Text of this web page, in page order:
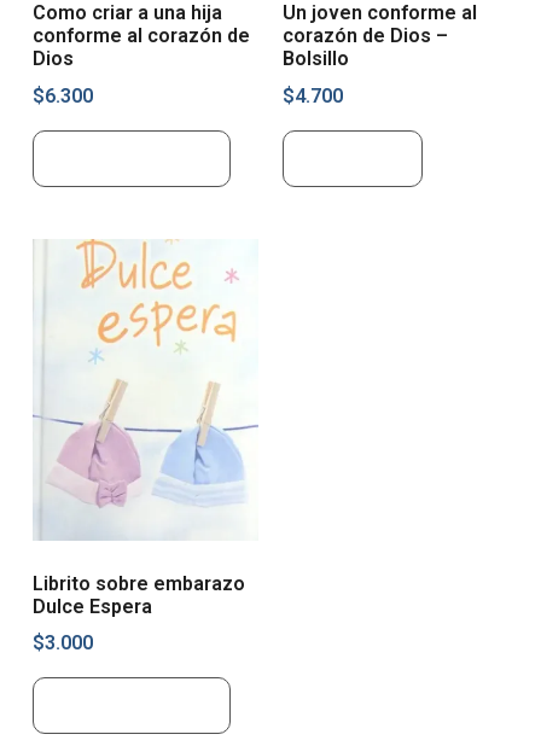
Como criar a una hija
conforme al corazón de
Dios
$6.300
Un joven conforme al
corazón de Dios –
Bolsillo
$4.700
Librito sobre embarazo
Dulce Espera
$3.000